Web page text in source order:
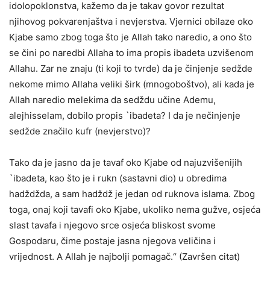
idolopoklonstva, kažemo da je takav govor rezultat
njihovog pokvarenjaštva i nevjerstva. Vjernici obilaze oko
Kjabe samo zbog toga što je Allah tako naredio, a ono što
se čini po naredbi Allaha to ima propis ibadeta uzvišenom
Allahu. Zar ne znaju (ti koji to tvrde) da je činjenje sedžde
nekome mimo Allaha veliki širk (mnogoboštvo), ali kada je
Allah naredio melekima da sedždu učine Ademu,
alejhisselam, dobilo propis `ibadeta? I da je nečinjenje
sedžde značilo kufr (nevjerstvo)?
Tako da je jasno da je tavaf oko Kjabe od najuzvišenijih
`ibadeta, kao što je i rukn (sastavni dio) u obredima
hadždžda, a sam hadždž je jedan od ruknova islama. Zbog
toga, onaj koji tavafi oko Kjabe, ukoliko nema gužve, osjeća
slast tavafa i njegovo srce osjeća bliskost svome
Gospodaru, čime postaje jasna njegova veličina i
vrijednost. A Allah je najbolji pomagač.“ (Završen citat)